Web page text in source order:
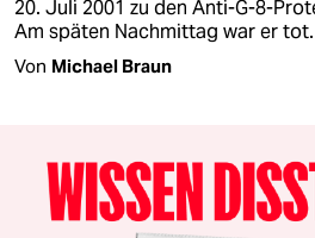
20. Juli 2001 zu den Anti-G-8-
Am späten Nachmittag war er tot.
Von Michael Braun